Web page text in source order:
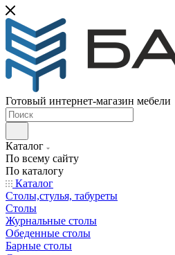
Готовый интернет-магазин мебели
Каталог
По всему сайту
По каталогу
Каталог
Столы,стулья, табуреты
Столы
Журнальные столы
Обеденные столы
Барные столы